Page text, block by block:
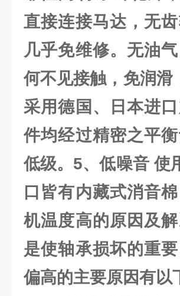
直接连接马达，无
几乎免维修。无油
何不见接触，免润滑
采用德国、日本进
件均经过精密之平
低级。5、低噪音 使
口皆有内藏式消音
机温度高的原因及
是使轴承损坏的重
偏高的主要原因有以